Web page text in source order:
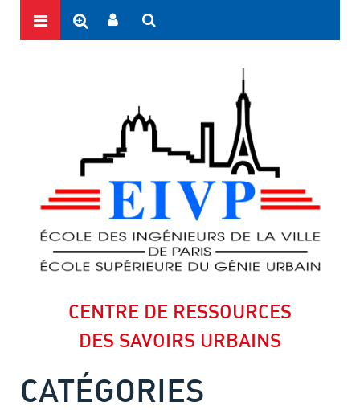
CENTRE DE RESSOURCES
DES SAVOIRS URBAINS
CATÉGORIES